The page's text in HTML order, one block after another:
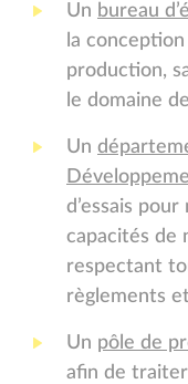
Un bureau
la
production,
le domaine
Un
d’essais
capacités de
respectant
règlements
Un pôle de
afin de